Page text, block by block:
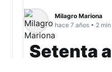
Milagro Mariona
hace 7 años • 2
Setenta